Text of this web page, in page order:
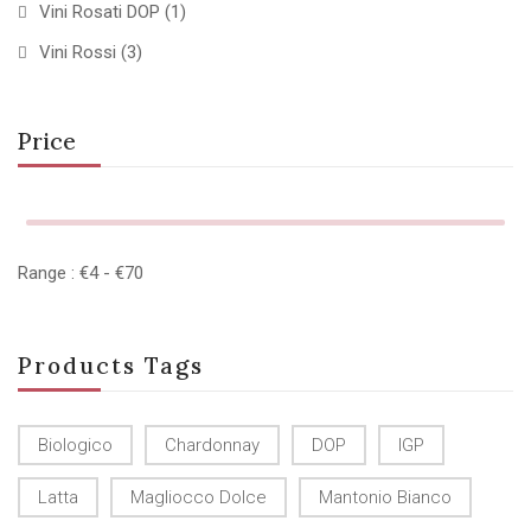
Vini Rosati DOP (1)
Vini Rossi (3)
Price
Range : €4 - €70
Products Tags
Biologico Chardonnay DOP IGP
Latta Magliocco Dolce Mantonio Bianco